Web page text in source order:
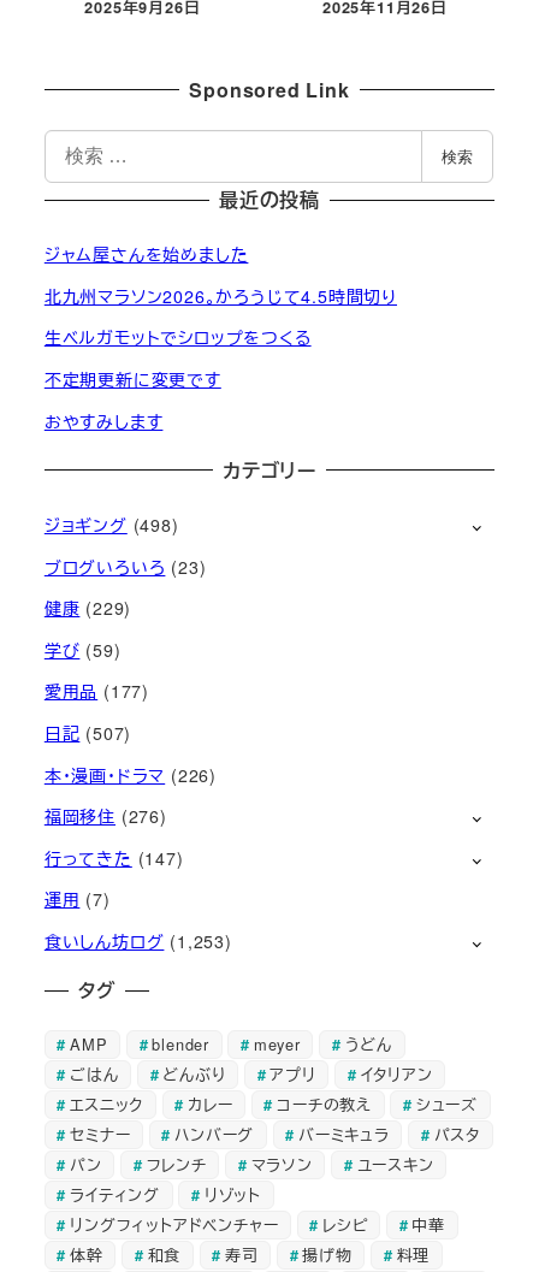
投稿日
2025年9月26日
投稿日
2025年11月26日
Sponsored Link
索
検索
最近の投稿
ジャム屋さんを始めました
北九州マラソン2026。かろうじて4.5時間切り
生ベルガモットでシロップをつくる
不定期更新に変更です
おやすみします
カテゴリー
ジョギング (498)
ブログいろいろ (23)
健康 (229)
学び (59)
愛用品 (177)
日記 (507)
本・漫画・ドラマ (226)
福岡移住 (276)
行ってきた (147)
運用 (7)
食いしん坊ログ (1,253)
タグ
AMP blender meyer
うどん
ごはん
どんぶり アプリ
イタリアン
エスニック
カレー コーチの教え
シューズ
セミナー
ハンバーグ バーミキュラ
パスタ
パン
フレンチ マラソン
ユースキン
ライティング
リゾット
リングフィットアドベンチャー
レシピ
中華
体幹
和食 寿司 揚げ物 料理